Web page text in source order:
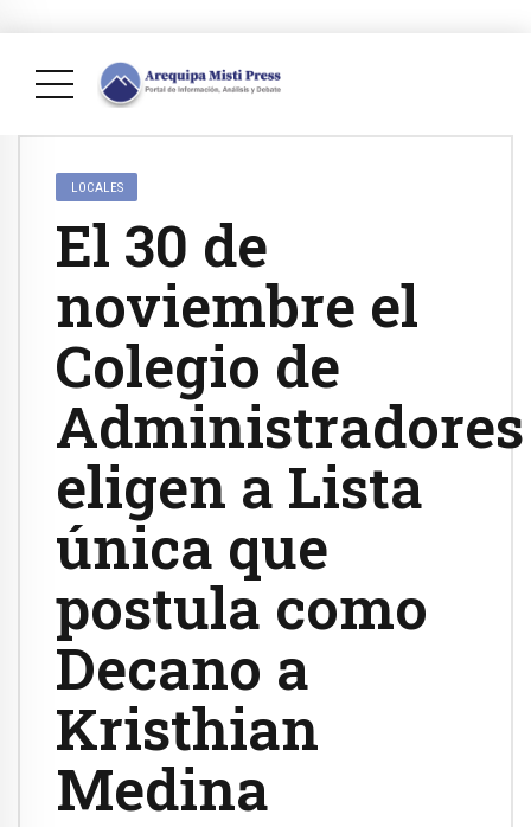
LOCALES
El 30 de
noviembre el
Colegio de
Administradores
eligen a Lista
única que
postula como
Decano a
Kristhian
Medina